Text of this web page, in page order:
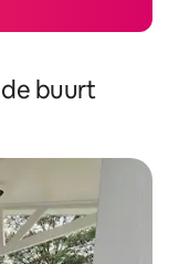
buurt